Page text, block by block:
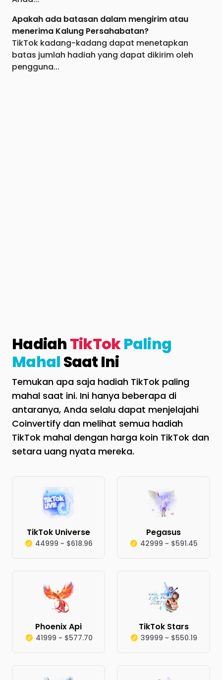
Apakah ada batasan dalam mengirim atau
menerima Kalung Persahabatan?
TikTok kadang-kadang dapat menetapkan
batas jumlah hadiah yang dapat dikirim oleh
pengguna...
HadiahTikTokPaling
MahalSaat Ini
Temukan apa saja hadiah TikTok paling
mahal saat ini. Ini hanya beberapa di
antaranya, Anda selalu dapat menjelajahi
Coinvertify dan melihat semua hadiah
TikTok mahal dengan harga koin TikTok dan
setara uang nyata mereka.
TikTok Universe
44999 ~ $618.96
Pegasus
42999 ~ $591.45
Phoenix Api
41999 ~ $577.70
TikTok Stars
39999 ~ $550.19